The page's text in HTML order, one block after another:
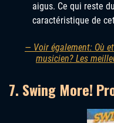
aigus. Ce qui reste
caractéristique de
— Voir également: Où
musicien? Les
7. Swing More!